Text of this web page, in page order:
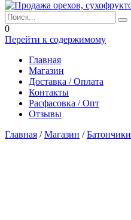
0
Перейти к содержимому
Главная
Магазин
Доставка / Оплата
Контакты
Расфасовка / Опт
Отзывы
Главная /Магазин /Батончики